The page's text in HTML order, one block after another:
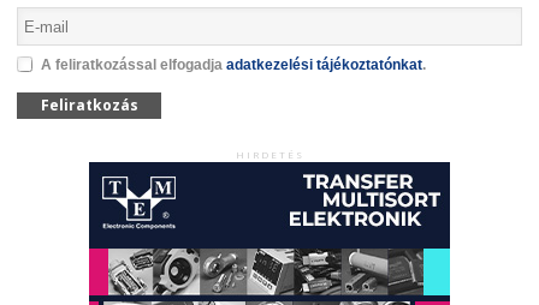
A feliratkozással elfogadja adatkezelési tájékoztatónkat.
Feliratkozás
HIRDETÉS